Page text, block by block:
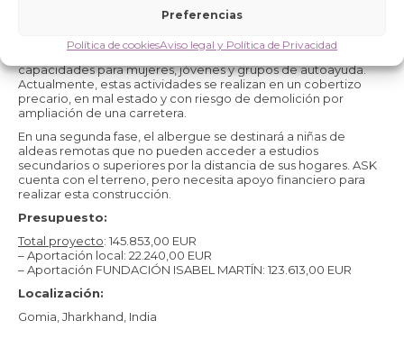
Preferencias
Política de cookiesAviso legal y Política de Privacidad
formación, talleres, reuniones y capacitaciones en liderazgo,
salud (como prevención del VIH/SIDA) y desarrollo de
capacidades para mujeres, jóvenes y grupos de autoayuda.
Actualmente, estas actividades se realizan en un cobertizo
precario, en mal estado y con riesgo de demolición por
ampliación de una carretera.
En una segunda fase, el albergue se destinará a niñas de
aldeas remotas que no pueden acceder a estudios
secundarios o superiores por la distancia de sus hogares. ASK
cuenta con el terreno, pero necesita apoyo financiero para
realizar esta construcción.
Presupuesto:
Total proyecto: 145.853,00 EUR
– Aportación local: 22.240,00 EUR
– Aportación FUNDACIÓN ISABEL MARTÍN: 123.613,00 EUR
Localización:
Gomia, Jharkhand, India